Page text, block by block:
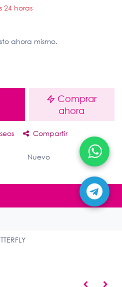
24 horas
ahora mismo.
Comprar
ahora
Compartir
Nuevo